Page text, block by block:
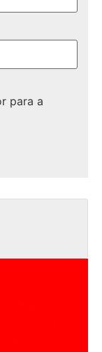
para a